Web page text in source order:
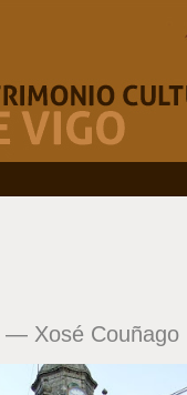
— Xosé Couñago